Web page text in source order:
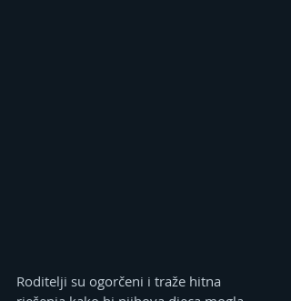
Roditelji su ogorčeni i traže hitna